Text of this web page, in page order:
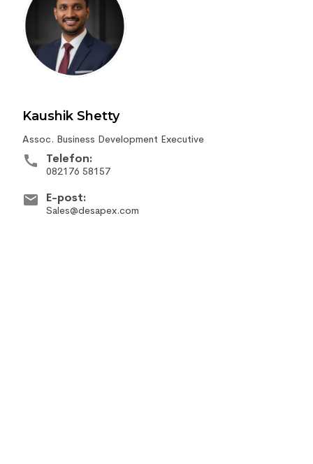
Kaushik Shetty
Assoc. Business Development Executive
Telefon:
082176 58157
E-post:
Sales@desapex.com